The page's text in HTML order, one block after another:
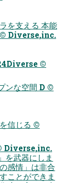
を支える 本能
©︎ Diverse,inc.
©︎
ンな空間 D ©︎
信じる ©︎
Diverse,inc.
を武器にしま
感情」は非合
ことができま